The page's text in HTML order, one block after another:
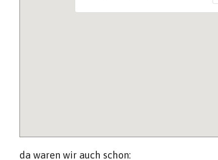
da waren wir auch schon: